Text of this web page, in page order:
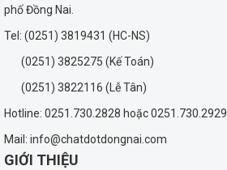
phố Đồng Nai.
Tel: (0251) 3819431 (HC-NS)
(0251) 3825275 (Kế Toán)
(0251) 3822116 (Lễ Tân)
Hotline: 0251.730.2828 hoặc 0251.730.2929
Mail: info@chatdotdongnai.com
GIỚI THIỆU